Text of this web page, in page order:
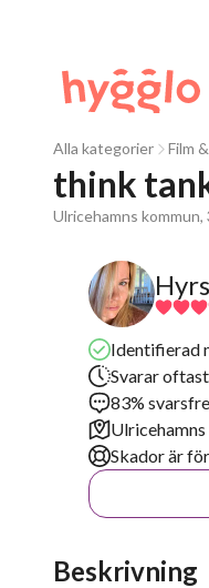
Alla kategorier Film
think
Ulricehamns kommun,
Identifierad
Svarar
83%
Skador är
Beskrivning